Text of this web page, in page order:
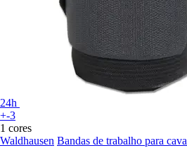
24h
+-3
1 cores
Waldhausen Bandas de trabalho para